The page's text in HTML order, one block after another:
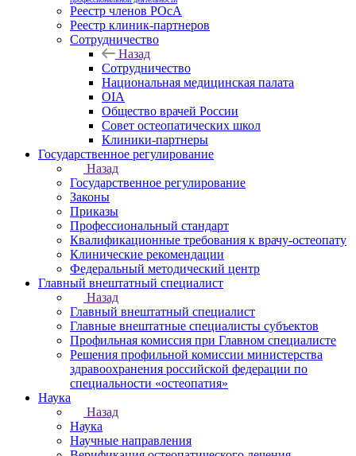
Реестр членов РОсА
Реестр клиник-партнеров
Сотрудничество
Назад
Сотрудничество
Национальная медицинская палата
OIA
Общество врачей России
Совет остеопатических школ
Клиники-партнеры
Государственное регулирование
Назад
Государственное регулирование
Законы
Приказы
Профессиональный стандарт
Квалификационные требования к врачу-остеопату
Клинические рекомендации
Федеральный методический центр
Главный внештатный специалист
Назад
Главный внештатный специалист
Главные внештатные специалисты субъектов
Профильная комиссия при Главном специалисте
Решения профильной комиссии министерства
здравоохранения российской федерации по
специальности «остеопатия»
Наука
Назад
Наука
Научные направления